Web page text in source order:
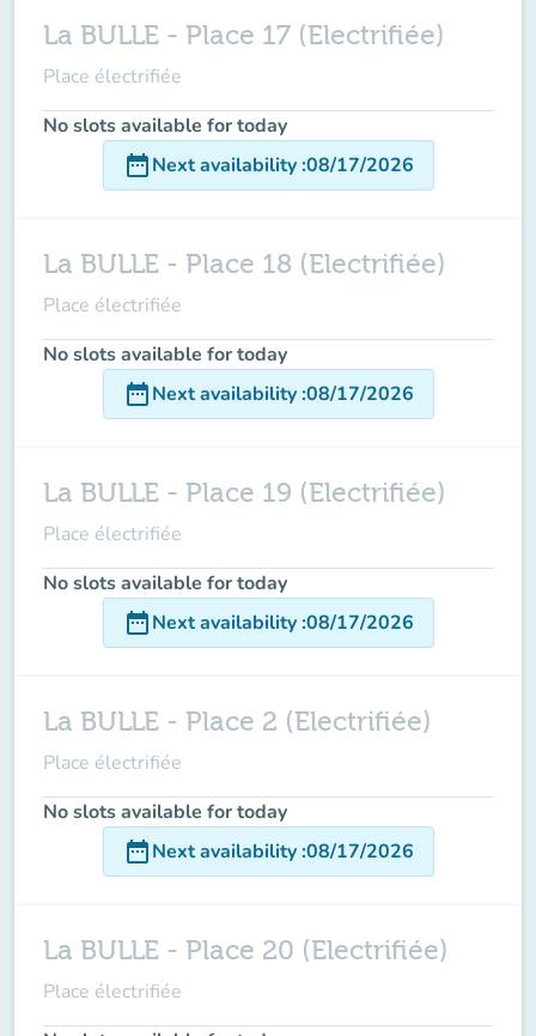
La BULLE - Place 17 (Electrifiée)
Place électrifiée
No slots available for today
date_rangeNext availability:08/17/2026
La BULLE - Place 18 (Electrifiée)
Place électrifiée
No slots available for today
date_rangeNext availability:08/17/2026
La BULLE - Place 19 (Electrifiée)
Place électrifiée
No slots available for today
date_rangeNext availability:08/17/2026
La BULLE - Place 2 (Electrifiée)
Place électrifiée
No slots available for today
date_rangeNext availability:08/17/2026
La BULLE - Place 20 (Electrifiée)
Place électrifiée